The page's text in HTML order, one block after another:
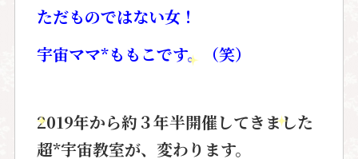
ただものではない女！
宇宙ママ*ももこです。（笑）
2019年から約 ３年半開催してきました
超*宇宙教室が、 変わります。